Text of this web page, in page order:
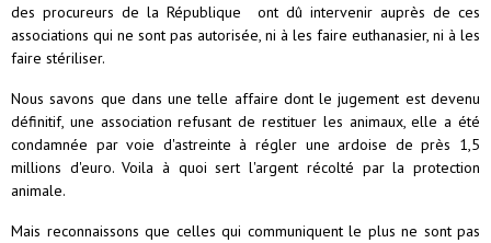
des procureurs de la République ont dû intervenir auprès de ces
associations qui ne sont pas autorisée, ni à les faire euthanasier, ni à les
faire stériliser.
Nous savons que dans une telle affaire dont le jugement est devenu
définitif, une association refusant de restituer les animaux, elle a été
condamnée par voie d'astreinte à régler une ardoise de près 1,5
millions d'euro. Voila à quoi sert l'argent récolté par la protection
animale.
Mais reconnaissons que celles qui communiquent le plus ne sont pas